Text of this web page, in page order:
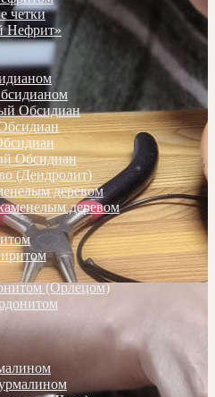
четки
Нефрит»
Обсидиан
Обсидиан
(Дендролит)
деревом
деревом
(Орлецом)